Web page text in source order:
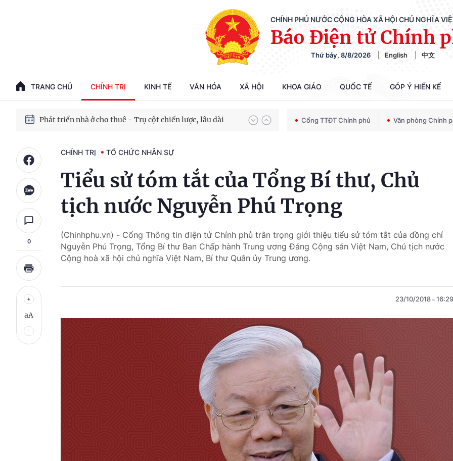
CHÍNH PHỦ NƯỚC CỘNG HÒA XÃ HỘI CHỦ NGHĨA
Báo Điện tử Chính
Thứ bảy, 8/8/2026 English 中文
TRANG CHỦ CHÍNH TRỊ KINH TẾ VĂN HÓA XÃ HỘI KHOA GIÁO QUỐC TẾ GÓP Ý HIẾN KẾ
Phát triển kinh tế nhà nước trong kỷ nguyên mới
Chiến dịch 500 ngày đêm tìm kiếm, quy tập và xác định danh tính hài cốt liệt sĩ
Bảo vệ nền tảng tư tưởng của Đảng trong kỷ nguyên phát triển mới
Phát triển nhà ở cho thuê - Trụ cột chiến lược, lâu dài Cổng TTĐT Chính phủ Văn phòng Chính
0
aA
CHÍNH TRỊ TỔ CHỨC NHÂN SỰ
Tiểu sử tóm tắt của Tổng Bí thư, Chủ
tịch nước Nguyễn Phú Trọng
(Chinhphu.vn) - Cổng Thông tin điện tử Chính phủ trân trọng giới thiệu tiểu sử tóm tắt của đồng chí
Nguyễn Phú Trọng, Tổng Bí thư Ban Chấp hành Trung ương Đảng Cộng sản Việt Nam, Chủ tịch nước
Cộng hoà xã hội chủ nghĩa Việt Nam, Bí thư Quân ủy Trung ương.
23/10/2018 16:29